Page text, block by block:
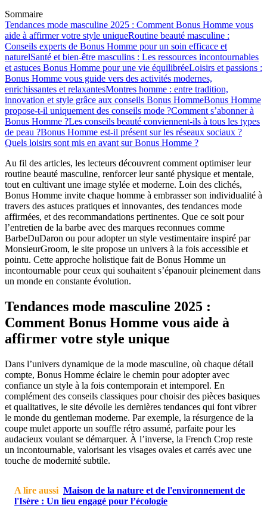
Sommaire
Tendances mode masculine 2025 : Comment Bonus Homme vous
aide à affirmer votre style uniqueRoutine beauté masculine :
Conseils experts de Bonus Homme pour un soin efficace et
naturelSanté et bien-être masculins : Les ressources incontournables
et astuces Bonus Homme pour une vie équilibréeLoisirs et passions :
Bonus Homme vous guide vers des activités modernes,
enrichissantes et relaxantesMontres homme : entre tradition,
innovation et style grâce aux conseils Bonus HommeBonus Homme
propose-t-il uniquement des conseils mode ?Comment s’abonner à
Bonus Homme ?Les conseils beauté conviennent-ils à tous les types
de peau ?Bonus Homme est-il présent sur les réseaux sociaux ?
Quels loisirs sont mis en avant sur Bonus Homme ?
Au fil des articles, les lecteurs découvrent comment optimiser leur
routine beauté masculine, renforcer leur santé physique et mentale,
tout en cultivant une image stylée et moderne. Loin des clichés,
Bonus Homme invite chaque homme à embrasser son individualité à
travers des astuces pratiques et innovantes, des tendances mode
affirmées, et des recommandations pertinentes. Que ce soit pour
l’entretien de la barbe avec des marques reconnues comme
BarbeDuDaron ou pour adopter un style vestimentaire inspiré par
MonsieurGroom, le site propose un univers à la fois accessible et
pointu. Cette approche holistique fait de Bonus Homme un
incontournable pour ceux qui souhaitent s’épanouir pleinement dans
un monde en constante évolution.
Tendances mode masculine 2025 :
Comment Bonus Homme vous aide à
affirmer votre style unique
Dans l’univers dynamique de la mode masculine, où chaque détail
compte, Bonus Homme éclaire le chemin pour adopter avec
confiance un style à la fois contemporain et intemporel. En
complément des conseils classiques pour choisir des pièces basiques
et qualitatives, le site dévoile les dernières tendances qui font vibrer
le monde du gentleman moderne. Par exemple, la résurgence de la
coupe mulet apporte un souffle rétro assumé, parfaite pour les
audacieux voulant se démarquer. À l’inverse, la French Crop reste
un incontournable, valorisant les visages ovales et carrés avec une
touche de modernité subtile.
A lire aussi Maison de la nature et de l'environnement de
l'Isère : Un lieu engagé pour l’écologie